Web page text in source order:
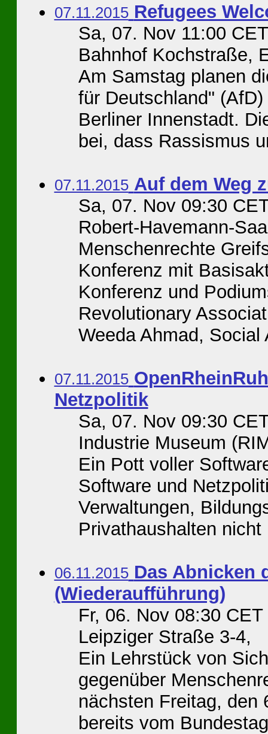
07.11.2015 Refugees
Sa, 07. Nov 11:00
Bahnhof Kochstraße,
Am Samstag planen
für Deutschland"
Berliner Innenstadt.
bei, dass Rassismus
07.11.2015 Auf dem Weg
Sa, 07. Nov 09:30
Robert-Havemann-
Menschenrechte
Konferenz mit
Konferenz und
Revolutionary
Weeda Ahmad,
07.11.2015
Netzpolitik
Sa, 07. Nov 09:30
Industrie Museum
Ein Pott voller
Software und
Verwaltungen,
Privathaushalten
06.11.2015 Das Abnicken
(Wiederaufführung)
Fr, 06. Nov 08:30
Leipziger Straße 3-4,
Ein Lehrstück von
gegenüber
nächsten Freitag, den
bereits vom